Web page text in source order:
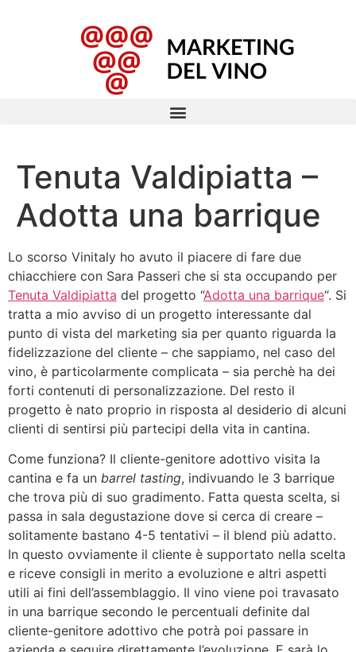
Tenuta Valdipiatta –
Adotta una barrique
Lo scorso Vinitaly ho avuto il piacere di fare due
chiacchiere con Sara Passeri che si sta occupando per
Tenuta Valdipiatta del progetto “Adotta una barrique“. Si
tratta a mio avviso di un progetto interessante dal
punto di vista del marketing sia per quanto riguarda la
fidelizzazione del cliente – che sappiamo, nel caso del
vino, è particolarmente complicata – sia perchè ha dei
forti contenuti di personalizzazione. Del resto il
progetto è nato proprio in risposta al desiderio di alcuni
clienti di sentirsi più partecipi della vita in cantina.
Come funziona? Il cliente-genitore adottivo visita la
cantina e fa un barrel tasting, indivuando le 3 barrique
che trova più di suo gradimento. Fatta questa scelta, si
passa in sala degustazione dove si cerca di creare –
solitamente bastano 4-5 tentativi – il blend più adatto.
In questo ovviamente il cliente è supportato nella scelta
e riceve consigli in merito a evoluzione e altri aspetti
utili ai fini dell’assemblaggio. Il vino viene poi travasato
in una barrique secondo le percentuali definite dal
cliente-genitore adottivo che potrà poi passare in